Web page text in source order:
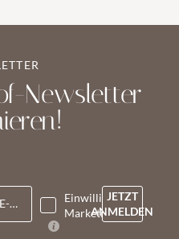
Newsletter
E-Mail*
Einwilligung
Marketing*
JETZT
ANMELDEN